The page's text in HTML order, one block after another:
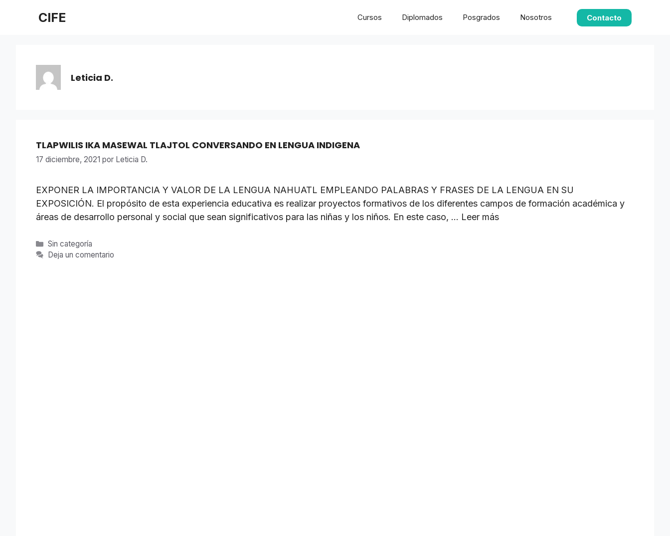
CIFE Cursos Diplomados Posgrados Nosotros Contacto
Leticia D.
TLAPWILIS IKA MASEWAL TLAJTOL CONVERSANDO EN LENGUA INDIGENA
17 diciembre, 2021 por Leticia D.
EXPONER LA IMPORTANCIA Y VALOR DE LA LENGUA NAHUATL EMPLEANDO PALABRAS Y FRASES DE LA LENGUA EN SU
EXPOSICIÓN. El propósito de esta experiencia educativa es realizar proyectos formativos de los diferentes campos de formación académica y
áreas de desarrollo personal y social que sean significativos para las niñas y los niños. En este caso, … Leer más
Categorías
Sin categoría
Deja un comentario